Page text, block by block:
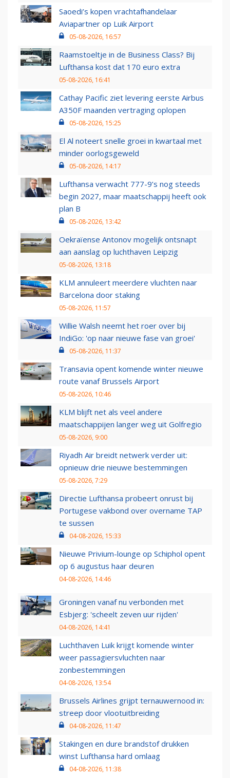
Saoedi’s kopen vrachtafhandelaar
Aviapartner op Luik Airport
05-08-2026, 16:57
Raamstoeltje in de Business Class? Bij
Lufthansa kost dat 170 euro extra
05-08-2026, 16:41
Cathay Pacific ziet levering eerste Airbus
A350F maanden vertraging oplopen
05-08-2026, 15:25
El Al noteert snelle groei in kwartaal met
minder oorlogsgeweld
05-08-2026, 14:17
Lufthansa verwacht 777-9’s nog steeds
begin 2027, maar maatschappij heeft ook
plan B
05-08-2026, 13:42
Oekraïense Antonov mogelijk ontsnapt
aan aanslag op luchthaven Leipzig
05-08-2026, 13:18
KLM annuleert meerdere vluchten naar
Barcelona door staking
05-08-2026, 11:57
Willie Walsh neemt het roer over bij
IndiGo: 'op naar nieuwe fase van groei'
05-08-2026, 11:37
Transavia opent komende winter nieuwe
route vanaf Brussels Airport
05-08-2026, 10:46
KLM blijft net als veel andere
maatschappijen langer weg uit Golfregio
05-08-2026, 9:00
Riyadh Air breidt netwerk verder uit:
opnieuw drie nieuwe bestemmingen
05-08-2026, 7:29
Directie Lufthansa probeert onrust bij
Portugese vakbond over overname TAP
te sussen
04-08-2026, 15:33
Nieuwe Privium-lounge op Schiphol opent
op 6 augustus haar deuren
04-08-2026, 14:46
Groningen vanaf nu verbonden met
Esbjerg: 'scheelt zeven uur rijden'
04-08-2026, 14:41
Luchthaven Luik krijgt komende winter
weer passagiersvluchten naar
zonbestemmingen
04-08-2026, 13:54
Brussels Airlines grijpt ternauwernood in:
streep door vlootuitbreiding
04-08-2026, 11:47
Stakingen en dure brandstof drukken
winst Lufthansa hard omlaag
04-08-2026, 11:38